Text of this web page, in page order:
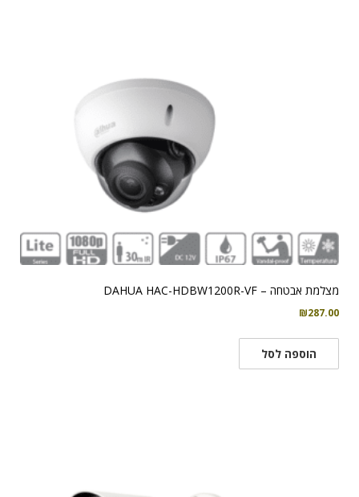
מצלמת אבטחה – DAHUA HAC-HDBW1200R-VF
₪287.00
הוספה לסל